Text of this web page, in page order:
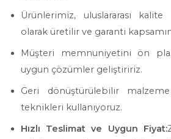
Ürünlerimiz, uluslararası kalite
olarak üretilir ve garanti
Müşteri memnuniyetini ön
uygun çözümler geliştiririz.
Geri dönüştürülebilir
teknikleri kullanıyoruz.
Hızlı Teslimat ve Uygun Fiyat: